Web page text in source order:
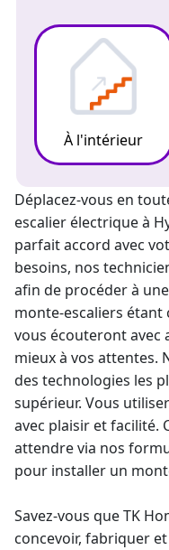
À l'intérieur
Déplacez-vous en
escalier électriqueà
parfait accord avec
besoins, nos
afin de procéder à
monte-escaliers étant
vous écouteront
mieux à vos attentes.
des technologies les
supérieur. Vous
avec plaisir et facilité.
attendre via nos
pour installer un
Savez-vous que TK
concevoir, fabriquer